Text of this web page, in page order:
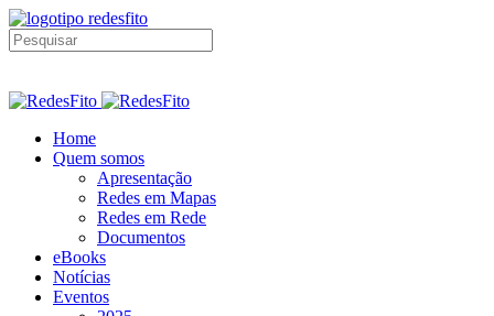
Home
Quem somos
Apresentação
Redes em Mapas
Redes em Rede
Documentos
eBooks
Notícias
Eventos